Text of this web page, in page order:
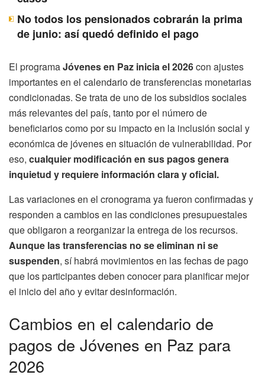
No todos los pensionados cobrarán la prima
de junio: así quedó definido el pago
El programaJóvenes en Paz inicia el 2026con ajustes
importantes en el calendario de transferencias monetarias
condicionadas. Se trata de uno de los subsidios sociales
más relevantes del país, tanto por el número de
beneficiarios como por su impacto en la inclusión social y
económica de jóvenes en situación de vulnerabilidad. Por
eso, cualquier modificación en sus pagos genera
inquietud y requiere información clara y oficial.
Las variaciones en el cronograma ya fueron confirmadas y
responden a cambios en las condiciones presupuestales
que obligaron a reorganizar la entrega de los recursos.
Aunque las transferencias no se eliminan ni se
suspenden, sí habrá movimientos en las fechas de pago
que los participantes deben conocer para planificar mejor
el inicio del año y evitar desinformación.
Cambios en el calendario de
pagos de Jóvenes en Paz para
2026